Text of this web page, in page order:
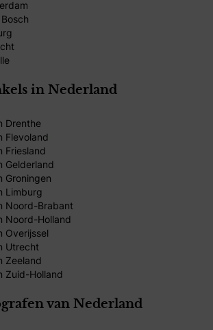
in Nederland
Drenthe
Flevoland
Friesland
Gelderland
Groningen
Limburg
Noord-Brabant
Noord-Holland
Overijssel
Utrecht
Zeeland
Zuid-Holland
van Nederland